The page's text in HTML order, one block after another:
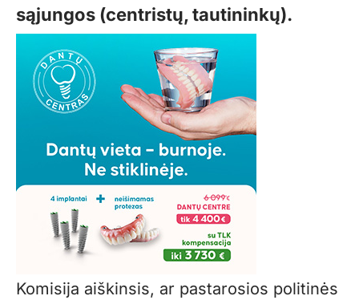
sąjungos (centristų, tautininkų).
Komisija aiškinsis, ar pastarosios politinės